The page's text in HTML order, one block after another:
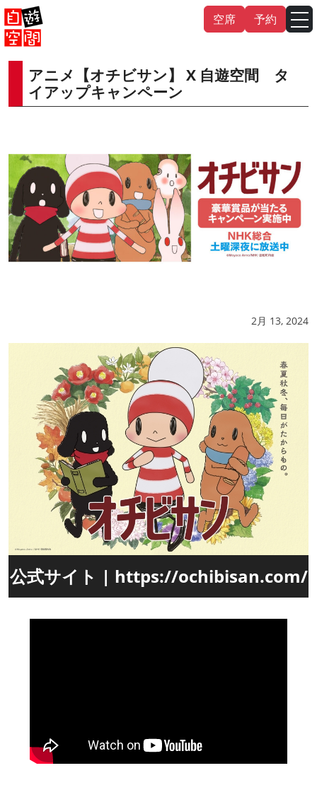
Skip
to
content
空席 予約
アニメ【オチビサン】 X 自遊空間 タ
イアップキャンペーン
2月 13, 2024
公式サイト | https://ochibisan.com/
English 中文（繁體） 中文（简 体）
日本語